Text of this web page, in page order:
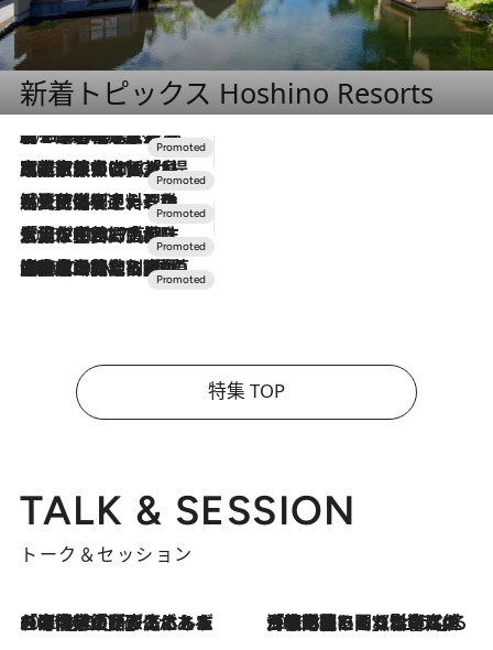
新着トピックス Hoshino Resorts
2026.8.7
【トンボの足水浴】ヒノキの香りに包まれて涼感マックス！約13℃の湧水かけ流しを避暑地「星野温泉 トンボの湯」で体験
2026.7.31
【ホテル帰省】という選択肢をOMOが提案。家族とほどよい距離を保つには「昼は実家、夜は気兼ねなくホテルで！」
2026.7.24
【夏限定ディナーコース】旬を迎える稚鮎や花ズッキーニなどをイタリア・トスカーナの郷土料理の手法で満喫！
2026.7.17
「土佐和ハーブかき氷」がOMO7高知に登場！生姜、山椒、大葉など目にも舌にも涼を呼ぶ郷土の味
2026.7.10
NEW OPEN！【界 草津】名湯の地に誕生。趣の異なる2種の温泉と上州ならではの会席・蕎麦割烹など美食を味わう究極の癒やし旅
特集 TOP
TALK & SESSION
トーク＆セッション
2026.8.3
「今後値上げがあるとすれば…」「リスクがあるのは今年の冬」エネルギー専門家が語る、ホルムズ海峡封鎖が家庭にもたらす“ある心配” 2026.8.3
「住宅建てられない…」「サーチャージ料の高値が続いている」ホルムズ海峡封鎖による影響はいつまで続く？《エネルギー専門家に聞く“どうなる日本の暮らし”》